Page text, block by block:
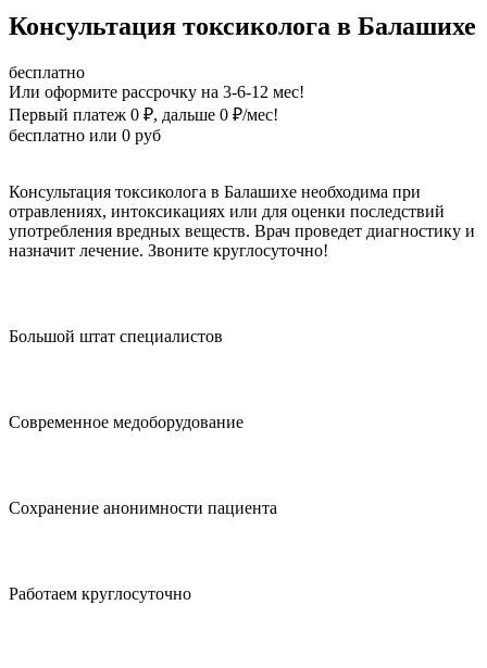
Консультация токсиколога в Балашихе
бесплатно
Или оформите рассрочку на 3-6-12 мес!
Первый платеж 0 ₽, дальше 0 ₽/мес!
бесплатно или 0 руб
Консультация токсиколога в Балашихе необходима при
отравлениях, интоксикациях или для оценки последствий
употребления вредных веществ. Врач проведет диагностику и
назначит лечение. Звоните круглосуточно!
Большой штат специалистов
Современное медоборудование
Сохранение анонимности пациента
Работаем круглосуточно